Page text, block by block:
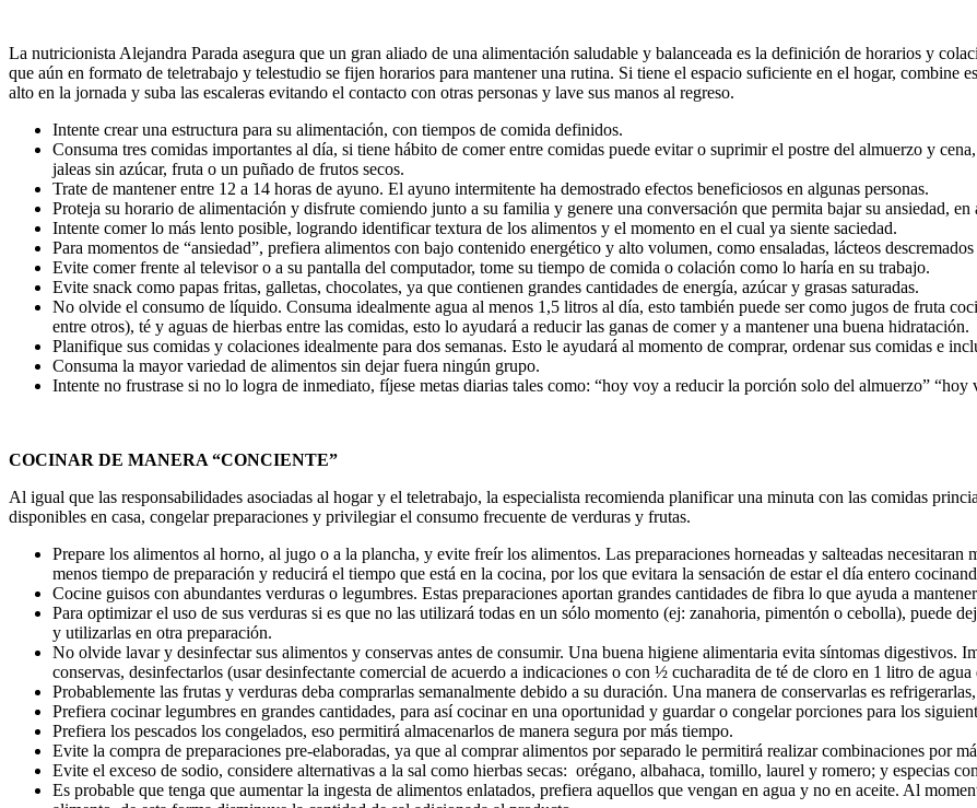
La nutricionista Alejandra Parada asegura que un gran aliado de una alimentación saludable y balanceada es la definición de horarios y
que aún en formato de teletrabajo y telestudio se fijen horarios para mantener una rutina. Si tiene el espacio suficiente en el hogar,
alto en la jornada y suba las escaleras evitando el contacto con otras personas y lave sus manos al regreso.
Intente crear una estructura para su alimentación, con tiempos de comida definidos.
Consuma tres comidas importantes al día, si tiene hábito de comer entre comidas puede evitar o suprimir el postre del almuerzo y
jaleas sin azúcar, fruta o un puñado de frutos secos.
Trate de mantener entre 12 a 14 horas de ayuno. El ayuno intermitente ha demostrado efectos beneficiosos en algunas personas.
Proteja su horario de alimentación y disfrute comiendo junto a su familia y genere una conversación que permita bajar su ansiedad,
Intente comer lo más lento posible, logrando identificar textura de los alimentos y el momento en el cual ya siente saciedad.
Para momentos de “ansiedad”, prefiera alimentos con bajo contenido energético y alto volumen, como ensaladas, lácteos
Evite comer frente al televisor o a su pantalla del computador, tome su tiempo de comida o colación como lo haría en su trabajo.
Evite snack como papas fritas, galletas, chocolates, ya que contienen grandes cantidades de energía, azúcar y grasas saturadas.
No olvide el consumo de líquido. Consuma idealmente agua al menos 1,5 litros al día, esto también puede ser como jugos de fruta
entre otros), té y aguas de hierbas entre las comidas, esto lo ayudará a reducir las ganas de comer y a mantener una buena hidratación.
Planifique sus comidas y colaciones idealmente para dos semanas. Esto le ayudará al momento de comprar, ordenar sus comidas e
Consuma la mayor variedad de alimentos sin dejar fuera ningún grupo.
Intente no frustrase si no lo logra de inmediato, fíjese metas diarias tales como: “hoy voy a reducir la porción solo del almuerzo”
COCINAR DE MANERA “CONCIENTE”
Al igual que las responsabilidades asociadas al hogar y el teletrabajo, la especialista recomienda planificar una minuta con las comidas
disponibles en casa, congelar preparaciones y privilegiar el consumo frecuente de verduras y frutas.
Prepare los alimentos al horno, al jugo o a la plancha, y evite freír los alimentos. Las preparaciones horneadas y salteadas necesitaran
menos tiempo de preparación y reducirá el tiempo que está en la cocina, por los que evitara la sensación de estar el día entero
Cocine guisos con abundantes verduras o legumbres. Estas preparaciones aportan grandes cantidades de fibra lo que ayuda a
Para optimizar el uso de sus verduras si es que no las utilizará todas en un sólo momento (ej: zanahoria, pimentón o cebolla), puede
y utilizarlas en otra preparación.
No olvide lavar y desinfectar sus alimentos y conservas antes de consumir. Una buena higiene alimentaria evita síntomas digestivos.
conservas, desinfectarlos (usar desinfectante comercial de acuerdo a indicaciones o con ½ cucharadita de té de cloro en 1 litro de
Probablemente las frutas y verduras deba comprarlas semanalmente debido a su duración. Una manera de conservarlas es
Prefiera cocinar legumbres en grandes cantidades, para así cocinar en una oportunidad y guardar o congelar porciones para los
Prefiera los pescados los congelados, eso permitirá almacenarlos de manera segura por más tiempo.
Evite la compra de preparaciones pre-elaboradas, ya que al comprar alimentos por separado le permitirá realizar combinaciones por
Evite el exceso de sodio, considere alternativas a la sal como hierbas secas: orégano, albahaca, tomillo, laurel y romero; y especias
Es probable que tenga que aumentar la ingesta de alimentos enlatados, prefiera aquellos que vengan en agua y no en aceite. Al